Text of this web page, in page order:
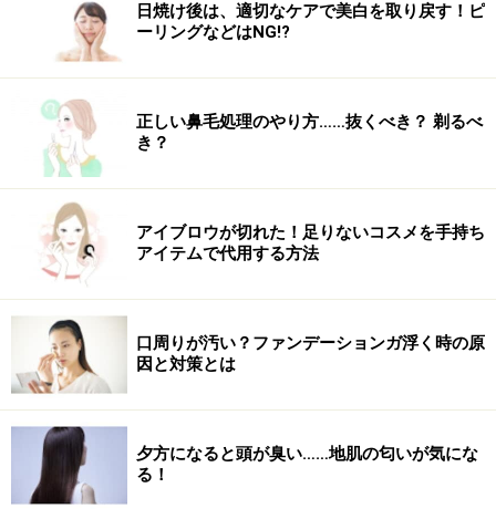
日焼け後は、適切なケアで美白を取り戻す！ピ
ーリングなどはNG!?
正しい鼻毛処理のやり方……抜くべき？ 剃るべ
き？
アイブロウが切れた！足りないコスメを手持ち
アイテムで代用する方法
口周りが汚い？ファンデーションガ浮く時の原
因と対策とは
夕方になると頭が臭い……地肌の匂いが気にな
る！